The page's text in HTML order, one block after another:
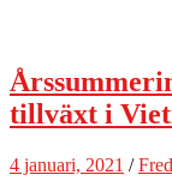
tillväxt i
4 januari, 2021 /